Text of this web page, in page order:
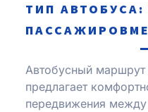
ТИП
Автобусный
предлагает
передвижения